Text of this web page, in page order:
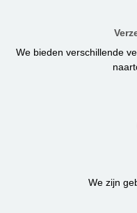
We bieden verschillende
We zijn